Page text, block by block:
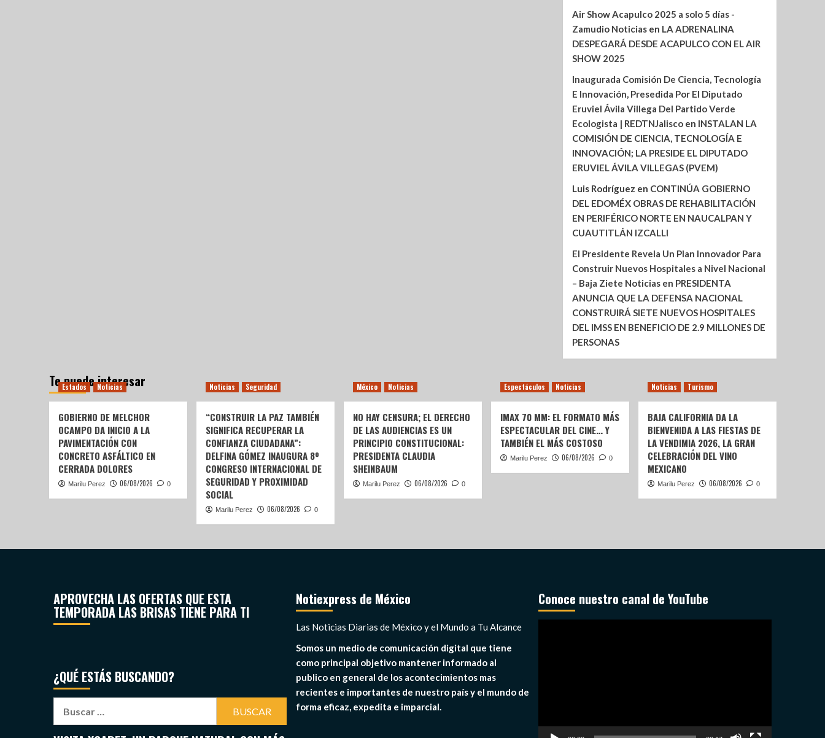
Air Show Acapulco 2025 a solo 5 días -
Zamudio Noticiasen LA ADRENALINA
DESPEGARÁ DESDE ACAPULCO CON EL AIR
SHOW 2025
Inaugurada Comisión De Ciencia, Tecnología
E Innovación, Presedida Por El Diputado
Eruviel Ávila Villega Del Partido Verde
Ecologista | REDTNJaliscoen INSTALAN LA
COMISIÓN DE CIENCIA, TECNOLOGÍA E
INNOVACIÓN; LA PRESIDE EL DIPUTADO
ERUVIEL ÁVILA VILLEGAS (PVEM)
Luis Rodríguez en CONTINÚA GOBIERNO
DEL EDOMÉX OBRAS DE REHABILITACIÓN
EN PERIFÉRICO NORTE EN NAUCALPAN Y
CUAUTITLÁN IZCALLI
El Presidente Revela Un Plan Innovador Para
Construir Nuevos Hospitales a Nivel Nacional
– Baja Ziete Noticiasen PRESIDENTA
ANUNCIA QUE LA DEFENSA NACIONAL
CONSTRUIRÁ SIETE NUEVOS HOSPITALES
DEL IMSS EN BENEFICIO DE 2.9 MILLONES DE
PERSONAS
Te puede interesar
Estados Noticias
GOBIERNO DE MELCHOR
OCAMPO DA INICIO A LA
PAVIMENTACIÓN CON
CONCRETO ASFÁLTICO EN
CERRADA DOLORES
Marilu Perez 06/08/2026 0
Noticias Seguridad
“CONSTRUIR LA PAZ TAMBIÉN
SIGNIFICA RECUPERAR LA
CONFIANZA CIUDADANA”:
DELFINA GÓMEZ INAUGURA 8º
CONGRESO INTERNACIONAL DE
SEGURIDAD Y PROXIMIDAD
SOCIAL
Marilu Perez 06/08/2026 0
México Noticias
NO HAY CENSURA; EL DERECHO
DE LAS AUDIENCIAS ES UN
PRINCIPIO CONSTITUCIONAL:
PRESIDENTA CLAUDIA
SHEINBAUM
Marilu Perez 06/08/2026 0
Espectáculos Noticias
IMAX 70 MM: EL FORMATO MÁS
ESPECTACULAR DEL CINE… Y
TAMBIÉN EL MÁS COSTOSO
Marilu Perez 06/08/2026 0
Noticias Turismo
BAJA CALIFORNIA DA LA
BIENVENIDA A LAS FIESTAS DE
LA VENDIMIA 2026, LA GRAN
CELEBRACIÓN DEL VINO
MEXICANO
Marilu Perez 06/08/2026 0
APROVECHA LAS OFERTAS QUE ESTA
TEMPORADA LAS BRISAS TIENE PARA TI
¿QUÉ ESTÁS BUSCANDO?
Notiexpress de México
Las Noticias Diarias de México y el Mundo a Tu Alcance
Somos un medio de comunicación digital que tiene
como principal objetivo mantener informado al
publico en general de los acontecimientos mas
recientes e importantes de nuestro país y el mundo de
forma eficaz, expedita e imparcial.
Conoce nuestro canal de YouTube